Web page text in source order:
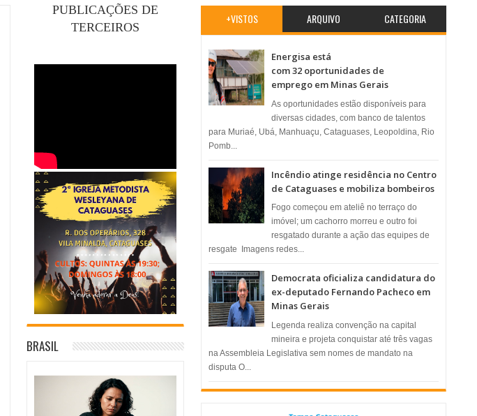
+VISTOS ARQUIVO CATEGORIA
Energisa está
com 32 oportunidades de
emprego em Minas Gerais
As oportunidades estão disponíveis para
diversas cidades, com banco de talentos
para Muriaé, Ubá, Manhuaçu, Cataguases, Leopoldina, Rio
Pomb...
Incêndio atinge residência no Centro
de Cataguases e mobiliza bombeiros
​Fogo começou em ateliê no terraço do
imóvel; um cachorro morreu e outro foi
resgatado durante a ação das equipes de
resgate ​ Imagens redes...
Democrata oficializa candidatura do
ex-deputado Fernando Pacheco em
Minas Gerais
Legenda realiza convenção na capital
mineira e projeta conquistar até três vagas
na Assembleia Legislativa sem nomes de mandato na
disputa O...
PUBLICAÇÕES DE
TERCEIROS
BRASIL